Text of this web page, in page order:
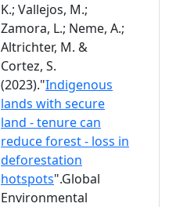
K.; Vallejos, M.;
Zamora, L.; Neme, A.;
Altrichter, M. &
Cortez, S.
(2023)."Indigenous
lands with secure
land - tenure can
reduce forest - loss in
deforestation
hotspots".Global
Environmental